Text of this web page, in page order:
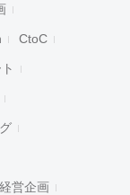
CtoC
経営企画